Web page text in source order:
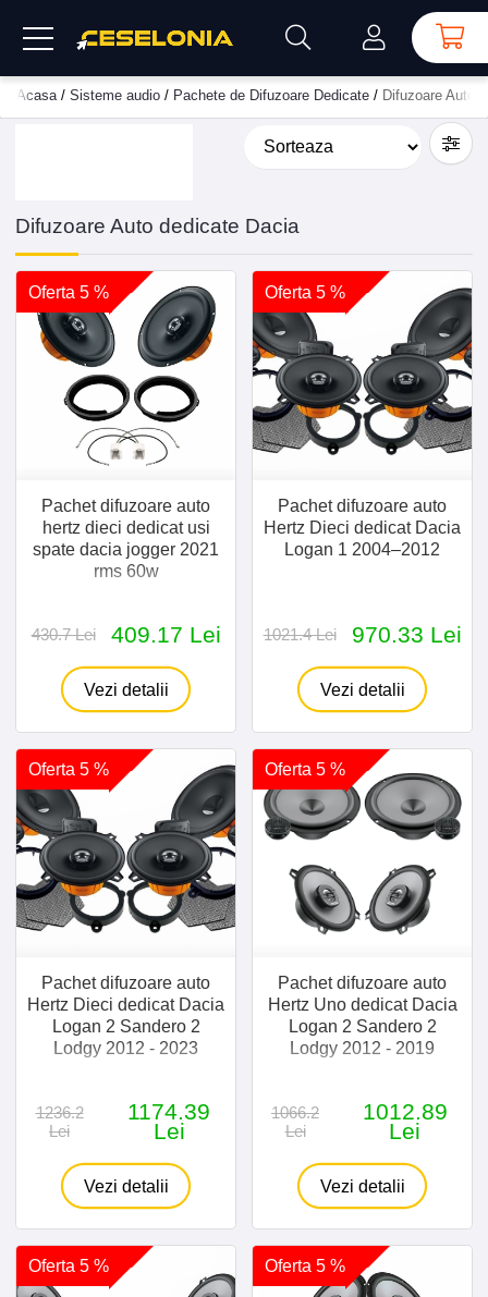
Acasa / Sisteme audio / Pachete de Difuzoare Dedicate / Difuzoare Auto
Difuzoare Auto dedicate Dacia
Oferta 5 %
Pachet difuzoare auto
hertz dieci dedicat usi
spate dacia jogger 2021
rms 60w
430.7 Lei 409.17 Lei
Vezi detalii
Oferta 5 %
Pachet difuzoare auto
Hertz Dieci dedicat Dacia
Logan 1 2004–2012
1021.4 Lei 970.33 Lei
Vezi detalii
Oferta 5 %
Pachet difuzoare auto
Hertz Dieci dedicat Dacia
Logan 2 Sandero 2
Lodgy 2012 - 2023
1236.2
Lei
1174.39
Lei
Vezi detalii
Oferta 5 %
Pachet difuzoare auto
Hertz Uno dedicat Dacia
Logan 2 Sandero 2
Lodgy 2012 - 2019
1066.2
Lei
1012.89
Lei
Vezi detalii
Oferta 5 % Oferta 5 %